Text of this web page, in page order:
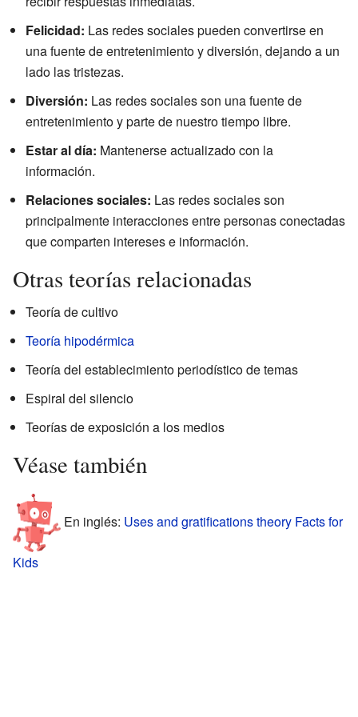
Felicidad: Las redes sociales pueden convertirse en
una fuente de entretenimiento y diversión, dejando a un
lado las tristezas.
Diversión: Las redes sociales son una fuente de
entretenimiento y parte de nuestro tiempo libre.
Estar al día: Mantenerse actualizado con la
información.
Relaciones sociales: Las redes sociales son
principalmente interacciones entre personas conectadas
que comparten intereses e información.
Otras teorías relacionadas
Teoría de cultivo
Teoría hipodérmica
Teoría del establecimiento periodístico de temas
Espiral del silencio
Teorías de exposición a los medios
Véase también
En inglés: Uses and gratifications theory Facts for
Kids